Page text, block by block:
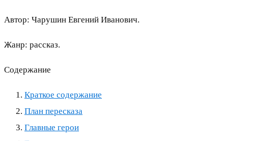
Автор: Чарушин Евгений Иванович.
Жанр: рассказ.
Содержание
Краткое содержание
План пересказа
Главные герои